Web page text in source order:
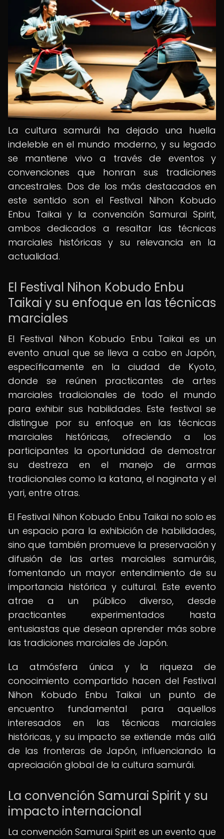
La cultura samurái ha dejado una huella
indeleble en el mundo moderno, y su legado
se mantiene vivo a través de eventos y
convenciones que honran sus tradiciones
ancestrales. Dos de los más destacados en
este sentido son el Festival Nihon Kobudo
Enbu Taikai y la convención Samurai Spirit,
ambos dedicados a resaltar las técnicas
marciales históricas y su relevancia en la
actualidad.
El Festival Nihon Kobudo Enbu
Taikai y su enfoque en las técnicas
marciales
El Festival Nihon Kobudo Enbu Taikai es un
evento anual que se lleva a cabo en Japón,
específicamente en la ciudad de Kyoto,
donde se reúnen practicantes de artes
marciales tradicionales de todo el mundo
para exhibir sus habilidades. Este festival se
distingue por su enfoque en las técnicas
marciales históricas, ofreciendo a los
participantes la oportunidad de demostrar
su destreza en el manejo de armas
tradicionales como la katana, el naginata y el
yari, entre otras.
El Festival Nihon Kobudo Enbu Taikai no solo es
un espacio para la exhibición de habilidades,
sino que también promueve la preservación y
difusión de las artes marciales samuráis,
fomentando un mayor entendimiento de su
importancia histórica y cultural. Este evento
atrae a un público diverso, desde
practicantes experimentados hasta
entusiastas que desean aprender más sobre
las tradiciones marciales de Japón.
La atmósfera única y la riqueza de
conocimiento compartido hacen del Festival
Nihon Kobudo Enbu Taikai un punto de
encuentro fundamental para aquellos
interesados en las técnicas marciales
históricas, y su impacto se extiende más allá
de las fronteras de Japón, influenciando la
apreciación global de la cultura samurái.
La convención Samurai Spirit y su
impacto internacional
La convención Samurai Spirit es un evento que